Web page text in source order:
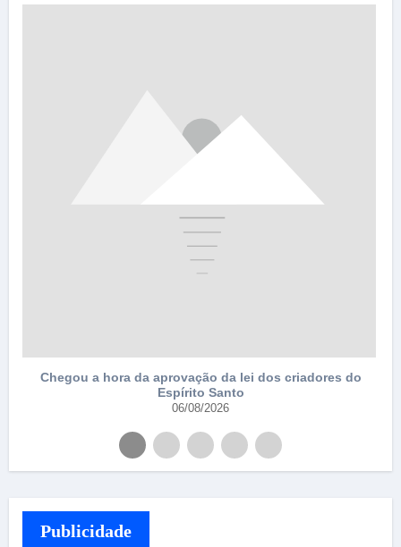
Chegou a hora da aprovação da lei dos criadores do
Espírito Santo
06/08/2026
Publicidade